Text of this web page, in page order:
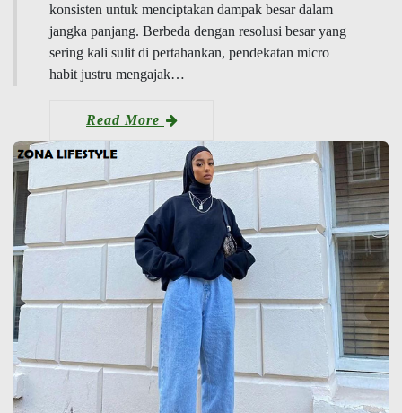
konsisten untuk menciptakan dampak besar dalam
jangka panjang. Berbeda dengan resolusi besar yang
sering kali sulit di pertahankan, pendekatan micro
habit justru mengajak…
Read More